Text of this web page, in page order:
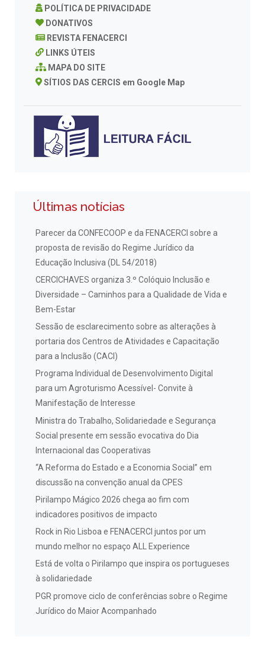
POLÍTICA DE PRIVACIDADE
DONATIVOS
REVISTA FENACERCI
LINKS ÚTEIS
MAPA DO SITE
SÍTIOS DAS CERCIS em Google Map
Últimas notícias
Parecer da CONFECOOP e da FENACERCI sobre a
proposta de revisão do Regime Jurídico da
Educação Inclusiva (DL 54/2018)
CERCICHAVES organiza 3.º Colóquio Inclusão e
Diversidade – Caminhos para a Qualidade de Vida e
Bem-Estar
Sessão de esclarecimento sobre as alterações à
portaria dos Centros de Atividades e Capacitação
para a Inclusão (CACI)
Programa Individual de Desenvolvimento Digital
para um Agroturismo Acessível- Convite à
Manifestação de Interesse
Ministra do Trabalho, Solidariedade e Segurança
Social presente em sessão evocativa do Dia
Internacional das Cooperativas
“A Reforma do Estado e a Economia Social” em
discussão na convenção anual da CPES
Pirilampo Mágico 2026 chega ao fim com
indicadores positivos de impacto
Rock in Rio Lisboa e FENACERCI juntos por um
mundo melhor no espaço ALL Experience
Está de volta o Pirilampo que inspira os portugueses
à solidariedade
PGR promove ciclo de conferências sobre o Regime
Jurídico do Maior Acompanhado